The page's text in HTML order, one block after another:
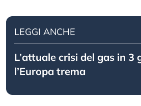
LEGGI ANCHE
L’attuale crisi del gas in 3
l’Europa trema